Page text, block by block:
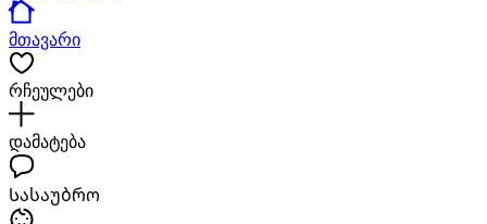
მთავარი
რჩეულები
დამატება
Სასაუბრო